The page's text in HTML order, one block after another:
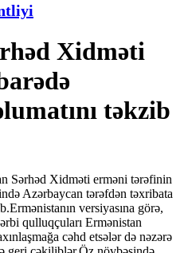
Xidməti
təkzib
Sərhəd Xidməti erməni tərəfinin
Azərbaycan tərəfdən təxribata
versiyasına görə,
qulluqçuları Ermənistan
cəhd etsələr də nəzərə